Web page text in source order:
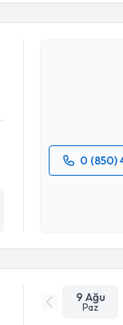
0 (850)
Doç. Dr. Kemal
9 Ağu
Paz